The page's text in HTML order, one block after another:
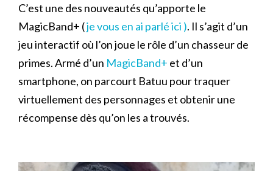
C’est une des nouveautés qu’apporte le
MagicBand+ (je vous en ai parlé ici ). Il s’agit d’un
jeu interactif où l’on joue le rôle d’un chasseur de
primes. Armé d’un MagicBand+ et d’un
smartphone, on parcourt Batuu pour traquer
virtuellement des personnages et obtenir une
récompense dès qu’on les a trouvés.